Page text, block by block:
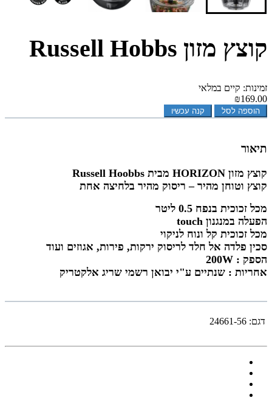
קוצץ מזון Russell Hobbs
זמינות: קיים במלאי
₪169.00
הוספה לסל קנה עכשיו
תיאור
קוצץ מזון HORIZON מבית Russell Hoobbs
קוצץ וטוחן מהיר – ריסוק מהיר בלחיצה אחת
מכל זכוכית בנפח 0.5 ליטר
הפעלה במנגנון touch
מכל זכוכית קל ונוח לניקוי
סכין פלדה אל חלד לריסוק ירקות, פירות, אגוזים ועוד
הספק : 200W
אחריות : שנתיים ע"י יבואן רשמי שריג אלקטריק
דגם: 24661-56